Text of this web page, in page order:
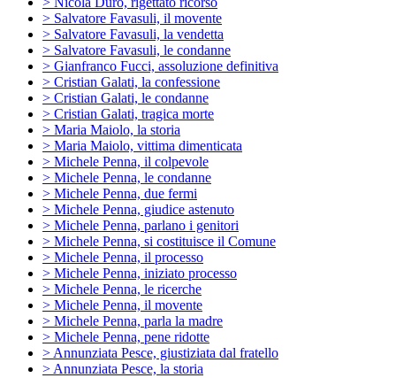
> Salvatore Favasuli, il movente
> Salvatore Favasuli, la vendetta
> Salvatore Favasuli, le condanne
> Gianfranco Fucci, assoluzione definitiva
> Cristian Galati, la confessione
> Cristian Galati, le condanne
> Cristian Galati, tragica morte
> Maria Maiolo, la storia
> Maria Maiolo, vittima dimenticata
> Michele Penna, il colpevole
> Michele Penna, le condanne
> Michele Penna, due fermi
> Michele Penna, giudice astenuto
> Michele Penna, parlano i genitori
> Michele Penna, si costituisce il Comune
> Michele Penna, il processo
> Michele Penna, iniziato processo
> Michele Penna, le ricerche
> Michele Penna, il movente
> Michele Penna, parla la madre
> Michele Penna, pene ridotte
> Annunziata Pesce, giustiziata dal fratello
> Annunziata Pesce, la storia